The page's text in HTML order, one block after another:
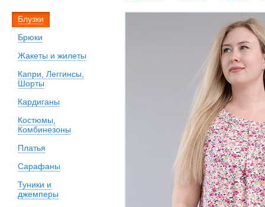
Блузки
Брюки
Жакеты и жилеты
Капри, Леггинсы,
Шорты
Кардиганы
Костюмы,
Комбинезоны
Платья
Сарафаны
Туники и
джемперы